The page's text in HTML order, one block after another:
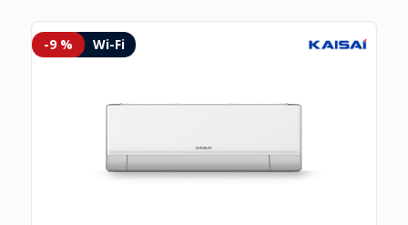
-9 % Wi-Fi